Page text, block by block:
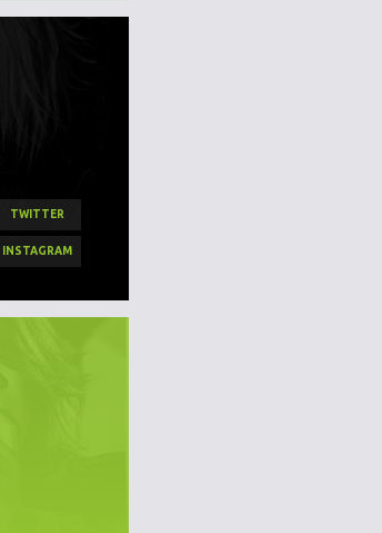
TWITTER
INSTAGRAM